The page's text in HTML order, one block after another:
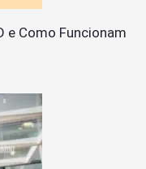
e Como Funcionam